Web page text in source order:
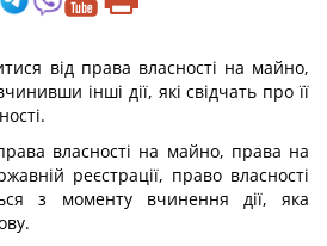
від права власності на майно,
інші дії, які свідчать про її
власності на майно, права на
реєстрації, право власності
з моменту вчинення дії, яка